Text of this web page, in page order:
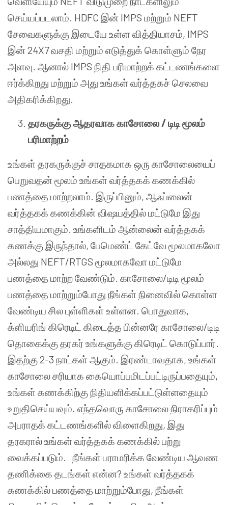
செய்யப்படலாம். HDFC இன் IMPS மற்றும் NEFT
சேவைகளுக்கு இடையே உள்ள வித்தியாசம், IMPS
இன் 24X7 வசதி மற்றும் எடுத்துக் கொள்ளும் நேர
அளவு. ஆனால் IMPS நிதி பரிமாற்றக் கட்டணங்களை
ஈர்க்கிறது மற்றும் அது உங்கள் வர்த்தகச் செலவை
அதிகரிக்கிறது.
தரகருக்கு ஆதரவாக காசோலை / டிடி மூலம்
பரிமாற்றம்
உங்கள் தரகருக்குச் சாதகமாக ஒரு காசோலையைப்
பெறுவதன் மூலம் உங்கள் வர்த்தகக் கணக்கில்
பணத்தை மாற்றலாம். இருப்பினும், ஆஃப்லைன்
வர்த்தகக் கணக்கின் விஷயத்தில் மட்டுமே இது
சாத்தியமாகும். உங்களிடம் ஆன்லைன் வர்த்தகக்
கணக்கு இருந்தால், பேமெண்ட் கேட்வே மூலமாகவோ
அல்லது NEFT/RTGS மூலமாகவோ மட்டுமே
பணத்தை மாற்ற வேண்டும். காசோலை/டிடி மூலம்
பணத்தை மாற்றும்போது நீங்கள் நினைவில் கொள்ள
வேண்டிய சில புள்ளிகள் உள்ளன. பொதுவாக,
க்ளியரிங் கிரெடிட் கிடைத்த பின்னரே காசோலை/டிடி
தொகைக்கு தரகர் உங்களுக்கு கிரெடிட் கொடுப்பார்.
இதற்கு 2-3 நாட்கள் ஆகும். இரண்டாவதாக, உங்கள்
காசோலை சரியாக கையொப்பமிடப்பட்டிருப்பதையும்,
உங்கள் கணக்கிற்கு நிதியளிக்கப்பட்டுள்ளதையும்
உறுதிசெய்யவும். எந்தவொரு காசோலை நிராகரிப்பும்
அபராதக் கட்டணங்களில் விளைகிறது, இது
தரகரால் உங்கள் வர்த்தகக் கணக்கில் பற்று
வைக்கப்படும். நீங்கள் பராமரிக்க வேண்டிய ஆவண
தணிக்கை தடங்கள் என்ன? உங்கள் வர்த்தகக்
கணக்கில் பணத்தை மாற்றும்போது, ​​​​நீங்கள்